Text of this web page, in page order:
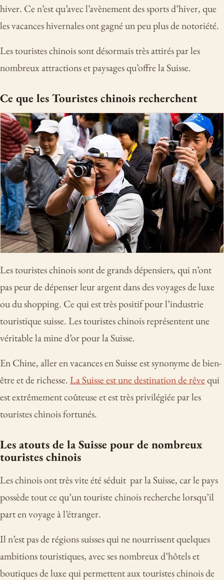
hiver. Ce n’est qu’avec l’avènement des sports d’hiver, que
les vacances hivernales ont gagné un peu plus de notoriété.
Les touristes chinois sont désormais très attirés par les
nombreux attractions et paysages qu’offre la Suisse.
Ce que les Touristes chinois recherchent
Les touristes chinois sont de grands dépensiers, qui n’ont
pas peur de dépenser leur argent dans des voyages de luxe
ou du shopping. Ce qui est très positif pour l’industrie
touristique suisse. Les touristes chinois représentent une
véritable la mine d’or pour la Suisse.
En Chine, aller en vacances en Suisse est synonyme de bien-
être et de richesse.La Suisse est une destination de rêvequi
est extrêmement coûteuse et est très privilégiée par les
touristes chinois fortunés.
Les atouts de la Suisse pour de nombreux
touristes chinois
Les chinois ont très vite été séduit par la Suisse, car le pays
possède tout ce qu’un touriste chinois recherche lorsqu’il
part en voyage à l’étranger.
Il n’est pas de régions suisses qui ne nourrissent quelques
ambitions touristiques, avec ses nombreux d’hôtels et
boutiques de luxe qui permettent aux touristes chinois de